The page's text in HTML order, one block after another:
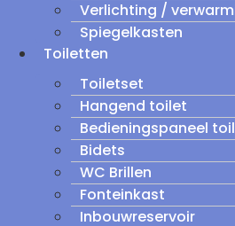
Verlichting /
Spiegelkasten
Toiletten
Toiletset
Hangend toilet
Bedieningspaneel
Bidets
WC Brillen
Fonteinkast
Inbouwreservoir